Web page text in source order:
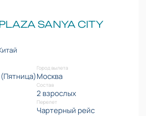
SANYA CITY
(Пятница)
Город вылета
Москва
Состав
2 взрослых
Перелет
Чартерный рейс